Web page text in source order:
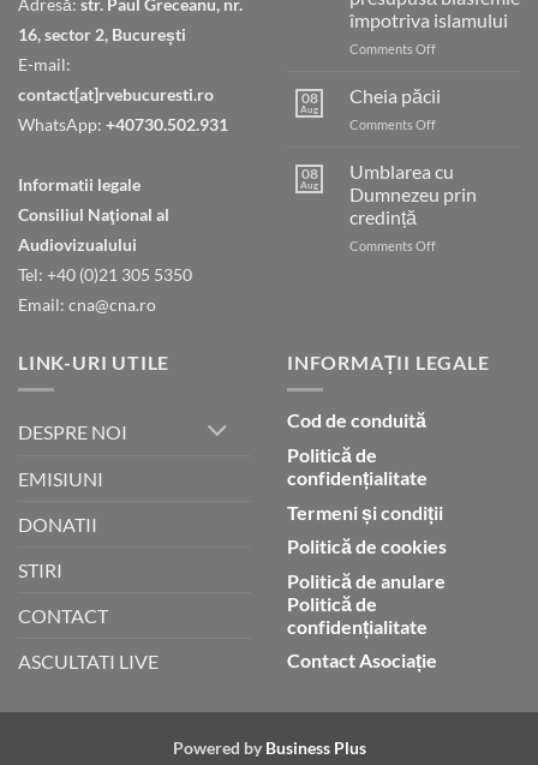
Adresă: str. Paul Greceanu, nr.
16, sector 2, București
E-mail:
contact[at]rvebucuresti.ro
WhatsApp: +40730.502.931
Informatii legale
Consiliul Naţional al
Audiovizualului
Tel: +40 (0)21 305 5350
Email: cna@cna.ro
împotriva islamului
Comments Offon
din
presupusă
blasfemie
08
Aug
Cheia păcii
Comments Offon
08
Aug
Umblarea cu
Dumnezeu prin
credință
Comments Offon
LINK-URI UTILE
DESPRE NOI
EMISIUNI
DONATII
STIRI
CONTACT
ASCULTATI LIVE
INFORMAȚII LEGALE
Cod de conduită
Politică de
confidențialitate
Termeni și condiții
Politică de cookies
Politică de anulare
Politică de
confidențialitate
Contact Asociație
Powered by Business Plus